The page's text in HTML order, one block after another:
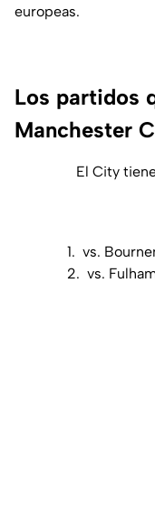
europeas.
Los partidos
Manchester
El City
1. vs.
2. vs.